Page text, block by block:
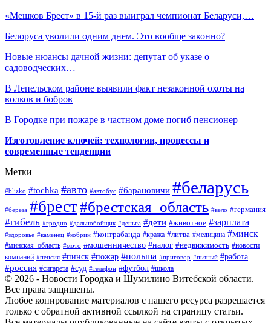
«Мешков Брест» в 15-й раз выиграл чемпионат Беларуси,…
Белоруса уволили одним днем. Это вообще законно?
Новые нюансы дачной жизни: депутат об указе о
садоводческих…
В Лепельском районе выявили факт незаконной охоты на
волков и бобров
В Городке при пожаре в частном доме погиб пенсионер
Изготовление ключей: технологии, процессы и
современные тенденции
Метки
#blizko #tochka #авто #автобус #барановичи #беларусь
#берёза #брест#брестская_область #вело #германия
#гибель #гродно #дальнобойщик #деньга #дети #животное #зарплата
#здоровье #каменец #кобрин #контрабанда #кража #литва #медицина #минск
#минская_область #мото #мошенничество #налог #недвижимость #новости
компаний #пенсия #пинск #пожар #польша #приговор #пьяный #работа
#россия #сигарета #суд #телефон #футбол #школа
© 2026 - Новости Городка и Шумилино Витебской области.
Все права защищены.
Любое копирование материалов с нашего ресурса разрешается
только с обратной активной ссылкой на страницу статьи.